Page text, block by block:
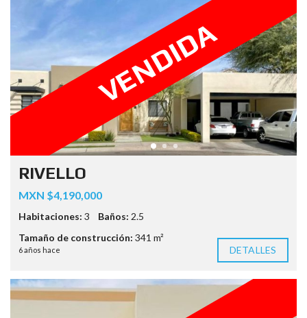
VENDIDA
RIVELLO
MXN $4,190,000
Habitaciones: 3 Baños: 2.5
Tamaño de construcción: 341 m²
6 años hace DETALLES